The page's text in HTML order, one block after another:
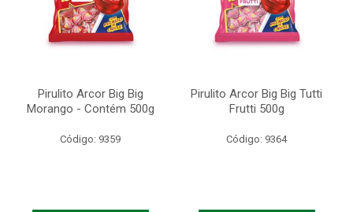
Pirulito Arcor Big Big
Morango - Contém 500g
Código: 9359
Pirulito Arcor Big Big Tutti
Frutti 500g
Código: 9364